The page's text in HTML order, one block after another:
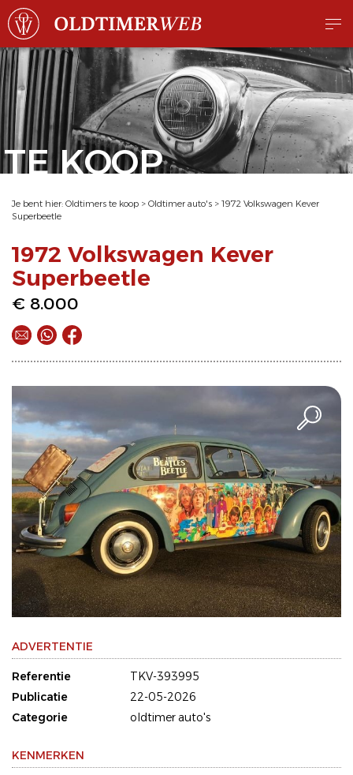
TE KOOP
Je bent hier: Oldtimers te koop > Oldtimer auto's > 1972 Volkswagen Kever
Superbeetle
1972 Volkswagen Kever
Superbeetle
€ 8.000
ADVERTENTIE
Referentie
TKV-393995
Publicatie
22-05-2026
Categorie
oldtimer auto's
KENMERKEN